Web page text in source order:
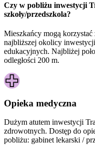
Czy w pobliżu inwestycji
szkoły/przedszkola?
Mieszkańcy mogą
najbliższej okolicy
edukacyjnych. Najbliżej
odległości 200 m.
Opieka medyczna
Dużym atutem inwestycji
zdrowotnych. Dostęp do
pobliżu: gabinet lekarski /